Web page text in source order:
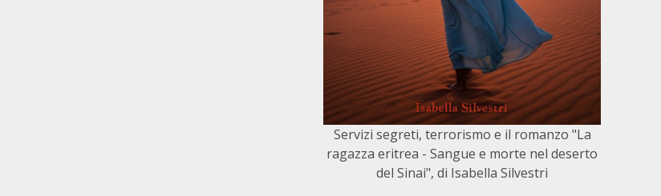
Servizi segreti, terrorismo e il romanzo "La
ragazza eritrea - Sangue e morte nel deserto
del Sinai", di Isabella Silvestri